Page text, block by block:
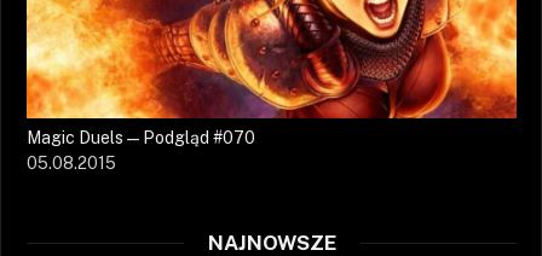
Magic Duels — Podgląd #070
05.08.2015
NAJNOWSZE